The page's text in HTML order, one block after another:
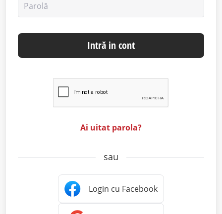
Parolă
Intră in cont
Ai uitat parola?
sau